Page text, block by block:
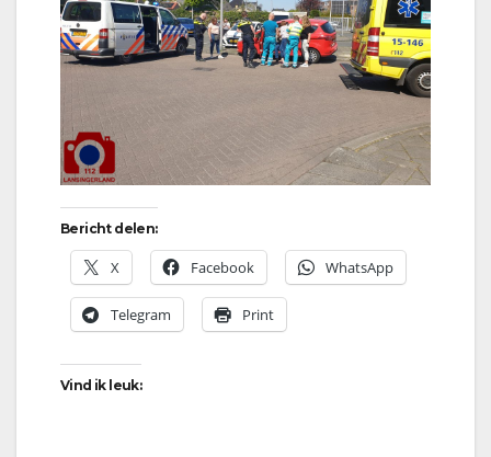
Bericht delen:
X Facebook WhatsApp
Telegram Print
Vind ik leuk: